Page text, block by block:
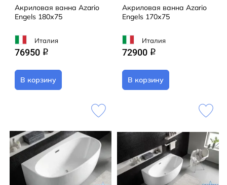
Акриловая ванна Azario
Engels 180х75
Италия
76950 q
В корзину
Акриловая ванна Azario
Engels 170х75
Италия
72900 q
В корзину